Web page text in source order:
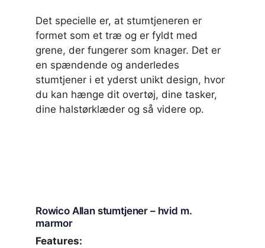
Det specielle er, at stumtjeneren er
formet som et træ og er fyldt med
grene, der fungerer som knager. Det er
en spændende og anderledes
stumtjener i et yderst unikt design, hvor
du kan hænge dit overtøj, dine tasker,
dine halstørklæder og så videre op.
Rowico Allan stumtjener – hvid m.
marmor
Features: